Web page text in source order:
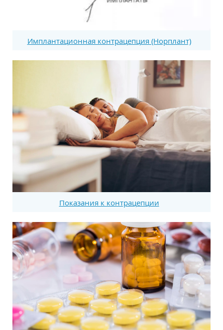
Имплантационная контрацепция (Норплант)
Показания к контрацепции